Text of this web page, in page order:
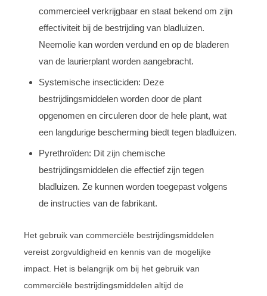
commercieel verkrijgbaar en staat bekend om zijn
effectiviteit bij de bestrijding van bladluizen.
Neemolie kan worden verdund en op de bladeren
van de laurierplant worden aangebracht.
Systemische insecticiden: Deze
bestrijdingsmiddelen worden door de plant
opgenomen en circuleren door de hele plant, wat
een langdurige bescherming biedt tegen bladluizen.
Pyrethroïden: Dit zijn chemische
bestrijdingsmiddelen die effectief zijn tegen
bladluizen. Ze kunnen worden toegepast volgens
de instructies van de fabrikant.
Het gebruik van commerciële bestrijdingsmiddelen
vereist zorgvuldigheid en kennis van de mogelijke
impact. Het is belangrijk om bij het gebruik van
commerciële bestrijdingsmiddelen altijd de